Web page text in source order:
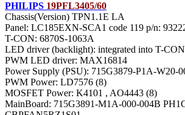
PHILIPS 19PFL3405/60
Chassis(Version) TPN1.1E LA
Panel: LC185EXN-SCA1 code 119 p/n:
T-CON: 6870S-1063A
LED driver (backlight): integrated into T-CON
PWM LED driver: MAX16814
Power Supply (PSU): 715G3879-P1A-W20-
PWM Power: LD7576 (8)
MOSFET Power: K4101 , AO4443 (8)
MainBoard: 715G3891-M1A-000-004B